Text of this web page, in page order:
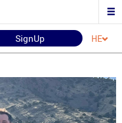
SignUp HE